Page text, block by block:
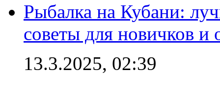
Рыбалка на Кубани:
советы для новичков
13.3.2025, 02:39